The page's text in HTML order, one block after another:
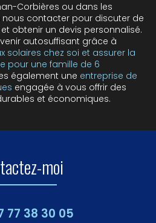
Corbières ou dans les
nous contacter pour discuter de
obtenir un devis personnalisé.
autosuffisant grâce à
solaires chez soi et assurer la
pour une famille de 6
également une entreprise de
engagée à vous offrir des
et économiques.
moi
77 38 30 05